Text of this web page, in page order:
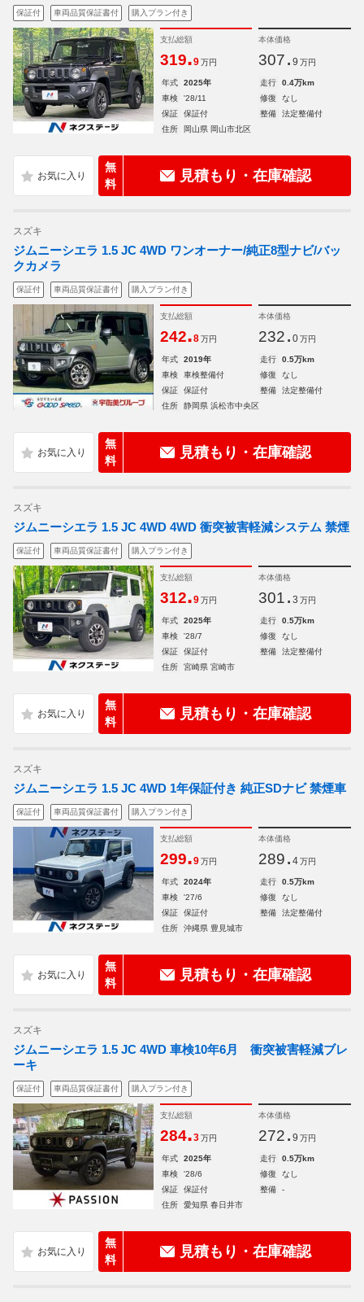
保証付 車両品質保証書付 購入プラン付き
支払総額
319.9 万円
本体価格
307. 9 万円
年式 2025年 走行
0.4万km
車検
'28/11 修復
なし
保証
保証付 整備
法定整備付
住所
岡山県 岡山市北区
無
料
見積もり・在庫確認
スズキ
ジムニーシエラ 1.5 JC 4WD ワンオーナー/純正8型ナビ/バッ
クカメラ
保証付 車両品質保証書付 購入プラン付き
支払総額
242.8 万円
本体価格
232. 0 万円
年式 2019年 走行
0.5万km
車検
車検整備付 修復
なし
保証
保証付 整備
法定整備付
住所
静岡県 浜松市中央区
無
料
見積もり・在庫確認
スズキ
ジムニーシエラ 1.5 JC 4WD 4WD 衝突被害軽減システム 禁煙
保証付 車両品質保証書付 購入プラン付き
支払総額
312.9 万円
本体価格
301. 3 万円
年式 2025年 走行
0.5万km
車検
'28/7 修復
なし
保証
保証付 整備
法定整備付
住所
宮崎県 宮崎市
無
料
見積もり・在庫確認
スズキ
ジムニーシエラ 1.5 JC 4WD 1年保証付き 純正SDナビ 禁煙車
保証付 車両品質保証書付 購入プラン付き
支払総額
299.9 万円
本体価格
289. 4 万円
年式 2024年 走行
0.5万km
車検
'27/6 修復
なし
保証
保証付 整備
法定整備付
住所
沖縄県 豊見城市
無
料
見積もり・在庫確認
スズキ
ジムニーシエラ 1.5 JC 4WD 車検10年6月 衝突被害軽減ブレ
ーキ
保証付 車両品質保証書付 購入プラン付き
支払総額
284.3 万円
本体価格
272. 9 万円
年式 2025年 走行
0.5万km
車検
'28/6 修復
なし
保証
保証付 整備
-
住所
愛知県 春日井市
無
料
見積もり・在庫確認